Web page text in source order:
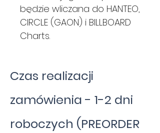
będzie wliczana do HANTEO,
CIRCLE (GAON) i BILLBOARD
Charts.
Czas realizacji
zamówienia - 1-2 dni
roboczych (PREORDER